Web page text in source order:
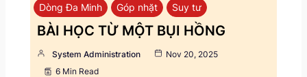
Dòng Đa Minh Góp nhặt Suy tư
BÀI HỌC TỪ MỘT BỤI HỒNG
System Administration
Nov 20, 2025
6 Min Read